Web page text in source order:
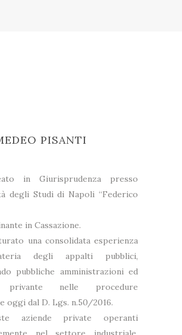
PISANTI
in Giurisprudenza presso
degli Studi di Napoli “Federico
in Cassazione.
una consolidata esperienza
degli appalti pubblici,
pubbliche amministrazioni ed
privante nelle procedure
oggi dal D. Lgs. n.50/2016.
aziende private operanti